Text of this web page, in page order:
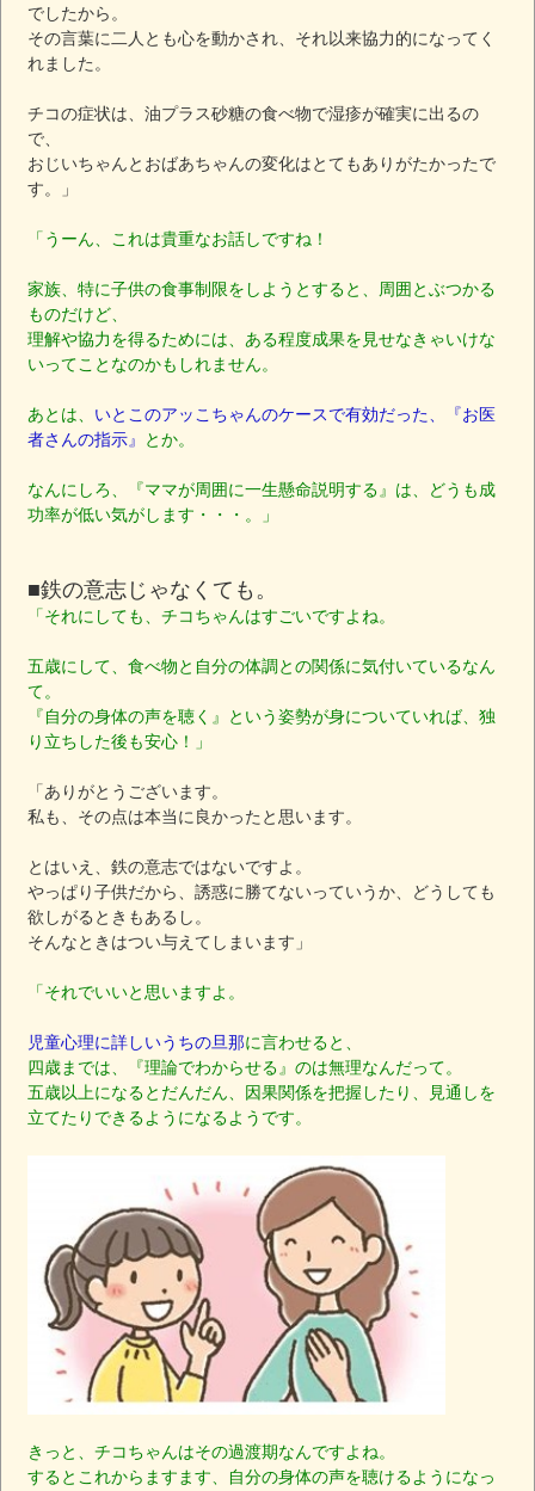
でしたから。
その言葉に二人とも心を動かされ、それ以来協力的になってく
れました。
チコの症状は、油プラス砂糖の食べ物で湿疹が確実に出るの
で、
おじいちゃんとおばあちゃんの変化はとてもありがたかったで
す。」
「うーん、これは貴重なお話しですね！
家族、特に子供の食事制限をしようとすると、周囲とぶつかる
ものだけど、
理解や協力を得るためには、ある程度成果を見せなきゃいけな
いってことなのかもしれません。
あとは、 いとこのアッこちゃんのケースで有効だった、『お医
者さんの指示』
とか。
なんにしろ、『ママが周囲に一生懸命説明する』は、どうも成
功率が低い気がします・・・。」
■鉄の意志じゃなくても。
「それにしても、チコちゃんはすごいですよね。
五歳にして、食べ物と自分の体調との関係に気付いているなん
て。
『自分の身体の声を聴く』という姿勢が身についていれば、独
り立ちした後も安心！」
「ありがとうございます。
私も、その点は本当に良かったと思います。
とはいえ、鉄の意志ではないですよ。
やっぱり子供だから、誘惑に勝てないっていうか、どうしても
欲しがるときもあるし。
そんなときはつい与えてしまいます」
「それでいいと思いますよ。
児童心理に詳しいうちの旦那に言わせると、
四歳までは、『理論でわからせる』のは無理なんだって。
五歳以上になるとだんだん、因果関係を把握したり、見通しを
立てたりできるようになるようです。
きっと、チコちゃんはその過渡期なんですよね。
するとこれからますます、自分の身体の声を聴けるようになっ